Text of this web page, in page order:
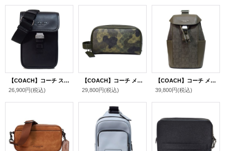
【COACH】コーチ スマホショルダー メンズ バッグ カーフレザー レーサー フォン クロスボディ ポーチ フラップ 斜めがけ ショルダーバッグ ブラック（日本未発売）
26,900円(税込)
【COACH】コーチ メンズ バック クラッチ コーティングキャンバス レザー シグネチャー カモフラ 迷彩 ミリタリー ロゴ トラベル キット セカンド クラッチバッグ ダークシャムロックマルチ〔日本未発売〕
29,800円(税込)
【COACH】コーチ メンズ バッグ リュック ジャガード レザー シグネチャー レーサー パック ワンショルダー ボディバッグ バックパック オリーブドラブ×オリーブドラブ〔日本未発売〕
39,800円(税込)